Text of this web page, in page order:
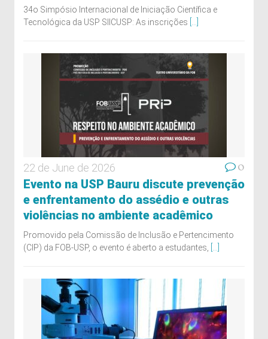
34o Simpósio Internacional de Iniciação Científica e
Tecnológica da USP SIICUSP: As inscrições
22 de June de 2026 0
Evento na USP Bauru discute prevenção
e enfrentamento do assédio e outras
violências no ambiente acadêmico
Promovido pela Comissão de Inclusão e Pertencimento
(CIP) da FOB-USP, o evento é aberto a estudantes,